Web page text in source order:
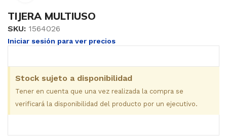
TIJERA MULTIUSO
SKU: 1564026
Iniciar sesión para ver precios
Stock sujeto a disponibilidad
Tener en cuenta que una vez realizada la compra se
verificará la disponibilidad del producto por un ejecutivo.